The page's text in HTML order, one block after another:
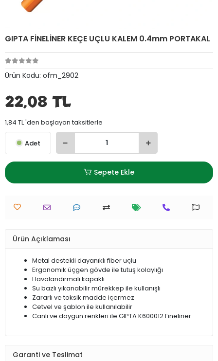
GIPTA FİNELİNER KEÇE UÇLU KALEM 0.4mm PORTAKAL
Ürün Kodu: ofm_2902
22,08 TL
1,84 TL 'den başlayan taksitlerle
Adet
Sepete Ekle
Ürün Açıklaması
Metal destekli dayanıklı fiber uçlu
Ergonomik üçgen gövde ile tutuş kolaylığı
Havalandırmalı kapaklı
Su bazlı yıkanabilir mürekkep ile kullanışlı
Zararlı ve toksik madde içermez
Cetvel ve şablon ile kullanılabilir
Canlı ve doygun renkleri ile GIPTA K600012 Fineliner
Garanti ve Teslimat